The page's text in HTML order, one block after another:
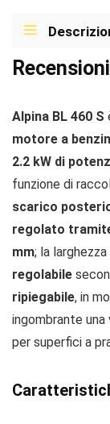
Alpina BL 460 S
motore a
2.2 kW di
funzione di
scarico
regolato
mm; la
regolabile
ripiegabile, in
ingombrante
per superfici a